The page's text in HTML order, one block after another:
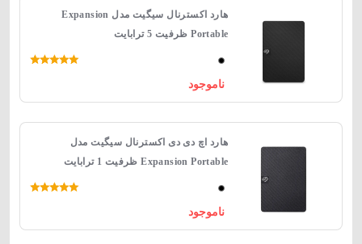
هارد اکسترنال سیگیت مدل Expansion
Portable ظرفیت 5 ترابایت
ناموجود
هارد اچ دی دی اکسترنال سیگیت مدل
Expansion Portable ظرفیت 1 ترابایت
ناموجود